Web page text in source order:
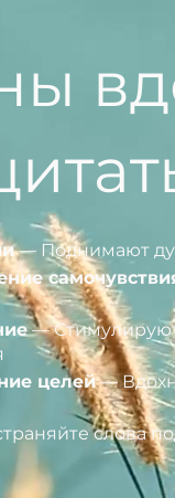
— Поднимают
—
целей—
слова